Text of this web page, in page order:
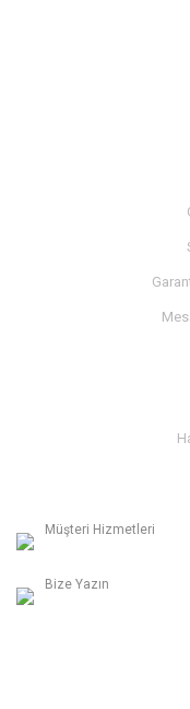
Müşteri Hizmetleri
Bize Yazın